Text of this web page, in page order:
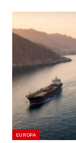
EUROPA